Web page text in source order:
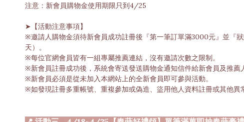
注意：新會員購物金使用期限只到4/25
➤【活動注意事項】
※邀請人購物金須待新會員成功註冊後『第一筆訂單滿3000元』並『
天）。
※每位官網會員皆有一組專屬推薦連結，沒有邀請次數之限制。
※新會員註冊成功後，系統會寄送發送購物金通知信件給新會員及推薦
※新會員必須是從未加入本網站上的全新會員即可參與活動。
※如發現註冊多重帳號、重複參加或偽造、盜用他人資料註冊或其他